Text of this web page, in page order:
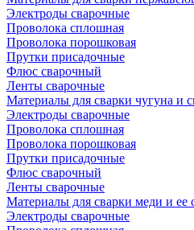
Электроды сварочные
Проволока сплошная
Проволока порошковая
Прутки присадочные
Флюс сварочный
Ленты сварочные
Материалы для сварки чугуна и
Электроды сварочные
Проволока сплошная
Проволока порошковая
Прутки присадочные
Флюс сварочный
Ленты сварочные
Материалы для сварки меди и ее
Электроды сварочные